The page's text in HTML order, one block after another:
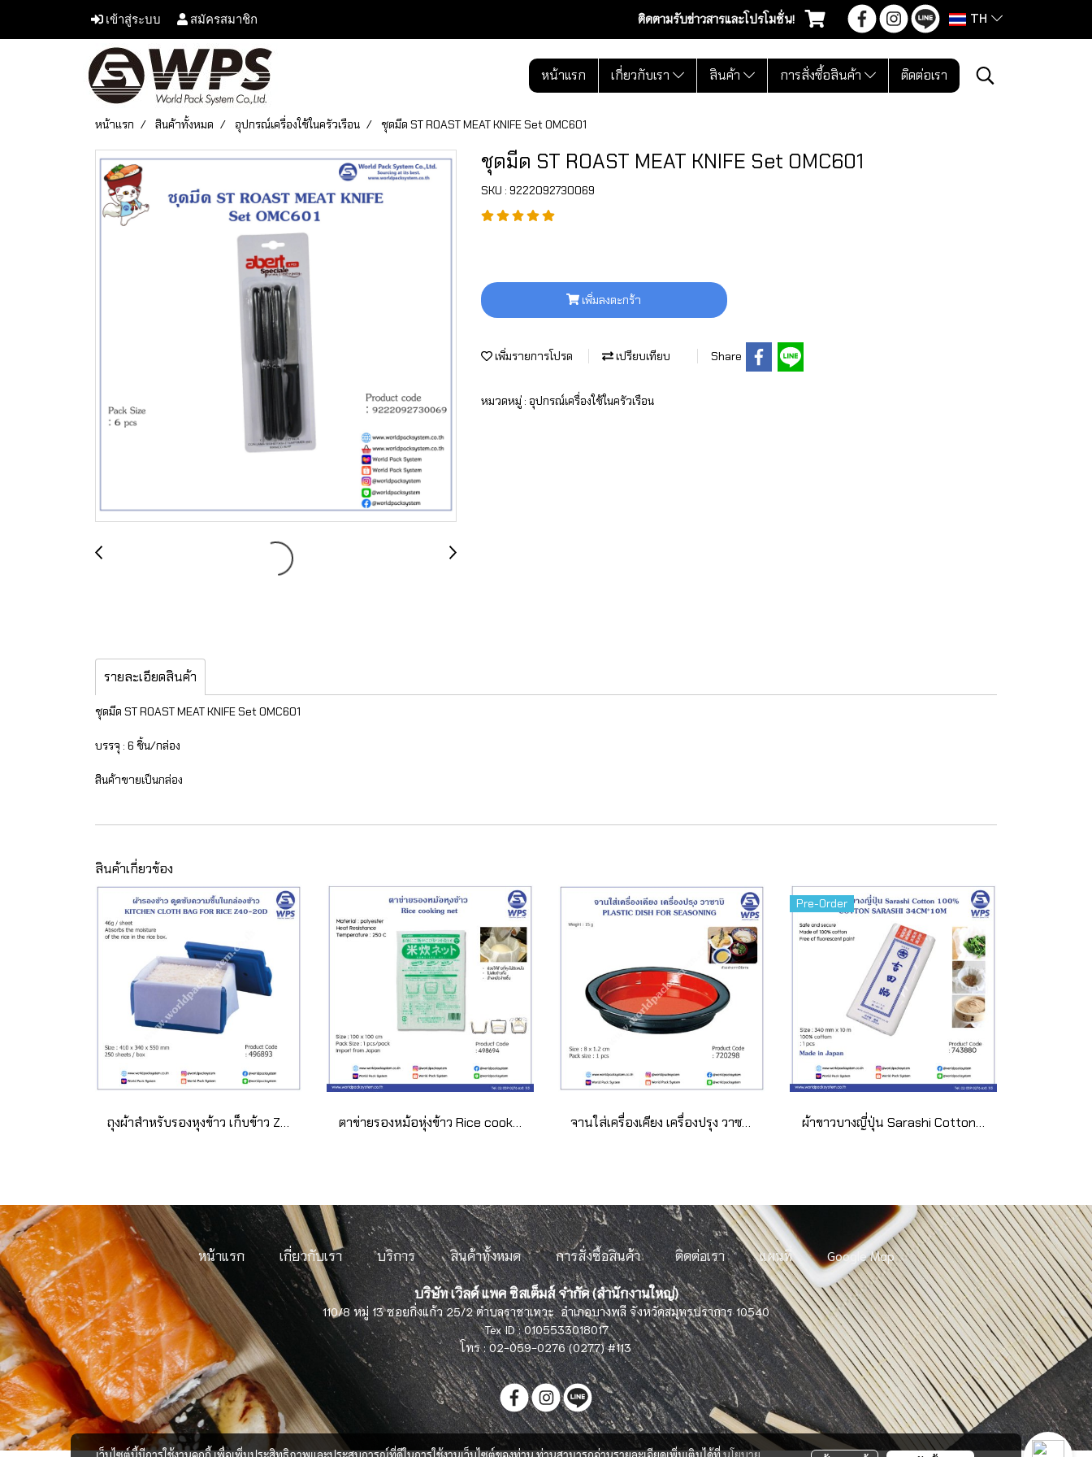
เข้าสู่ระบบ สมัครสมาชิก ติดตามรับข่าวสารและโปรโมชั่น! TH
หน้าแรก เกี่ยวกับเรา สินค้า การสั่งซื้อสินค้า ติดต่อเรา
หน้าแรก สินค้าทั้งหมด อุปกรณ์เครื่องใช้ในครัวเรือน ชุดมีด ST ROAST MEAT KNIFE Set OMC601
ชุดมีด ST ROAST MEAT KNIFE Set OMC601
SKU : 9222092730069
เพิ่มลงตะกร้า
เพิ่มรายการโปรด เปรียบเทียบ Share
หมวดหมู่ : อุปกรณ์เครื่องใช้ในครัวเรือน
รายละเอียดสินค้า
ชุดมีด ST ROAST MEAT KNIFE Set OMC601
บรรจุ : 6 ชิ้น/กล่อง
สินค้าขายเป็นกล่อง
สินค้าเกี่ยวข้อง
ถุงผ้าสำหรับรองหุงข้าว เก็บข้าว Z40-20D for 15kg (1 กล่อง) ตาข่ายรองหม้อหุ่งข้าว Rice cooking net จานใส่เครื่องเคียง เครื่องปรุง วาซาบิ (1 pcs)
Pre-Order
ผ้าขาวบางญี่ปุ่น Sarashi Cotton 100%
หน้าแรก เกี่ยวกับเรา บริการ สินค้าทั้งหมด การสั่งซื้อสินค้า ติดต่อเรา แผนที่ Google Map
บริษัท เวิลด์ แพค ซิสเต็มส์ จำกัด (สำนักงานใหญ่)
110/8 หมู่ 13 ซอยกิ่งแก้ว 25/2 ตำบลราชาเทวะ อำเภอบางพลี จังหวัดสมุทรปราการ 10540
Tex ID : 0105533018017
โทร : 02-059-0276 (0277) #113